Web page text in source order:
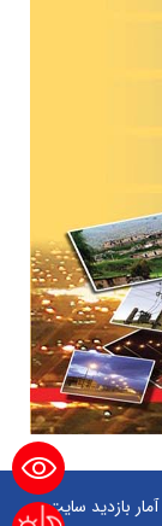
آمار بازدید سایت :